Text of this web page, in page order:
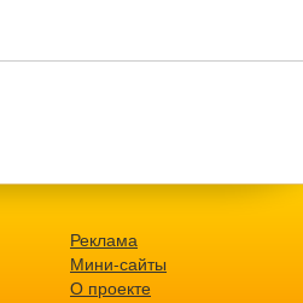
Реклама
Мини-сайты
О проекте